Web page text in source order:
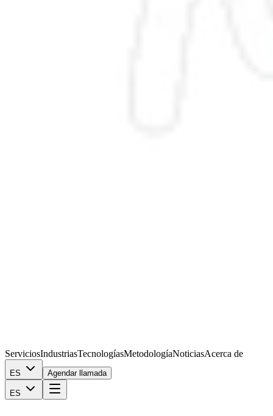
ServiciosIndustriasTecnologíasMetodologíaNoticiasAcerca de
ES Agendar llamada
ES